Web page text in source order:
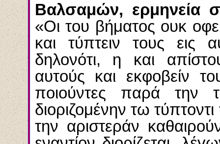
Βαλσαμών, ερμηνεία
«Οι του βήματος ουκ
και τύπτειν τους εις
δηλονότι, η και
αυτούς και εκφοβείν
ποιούντες παρά την
διοριζομένην τω
την αριστεράν